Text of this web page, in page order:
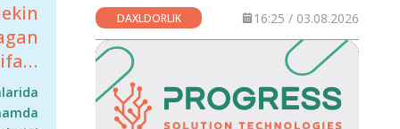
DAXLDORLIK 16:25 / 03.08.2026